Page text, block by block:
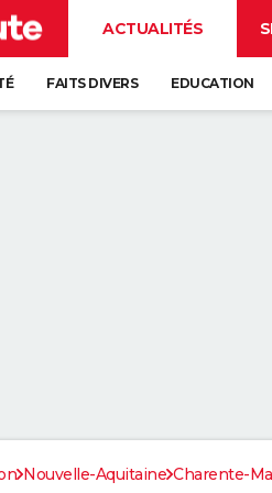
ACTUALITÉS
FAITS DIVERS EDUCATION
Nouvelle-Aquitaine Charente-